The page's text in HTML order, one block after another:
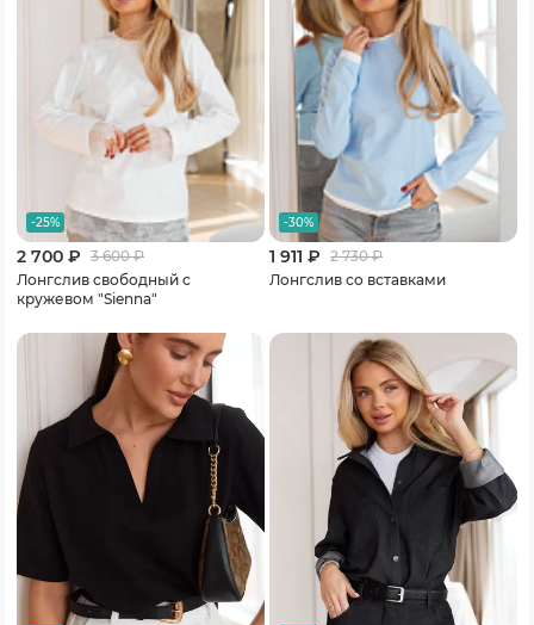
-25%
2 700 ₽ 3 600₽
Лонгслив свободный с
кружевом "Sienna"
-30%
1 911 ₽ 2 730₽
Лонгслив со вставками